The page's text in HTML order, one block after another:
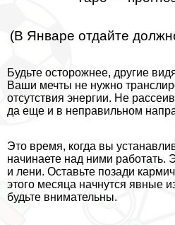
(В Январе отдайте
Будьте осторожнее, другие
Ваши мечты не нужно
отсутствия энергии. Не
да еще и в неправильном
Это время, когда вы
начинаете над ними работать.
и лени. Оставьте позади
этого месяца начнутся явные
будьте внимательны.